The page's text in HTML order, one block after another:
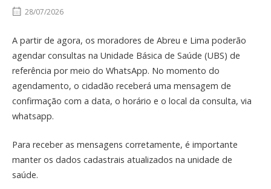
28/07/2026
A partir de agora, os moradores de Abreu e Lima poderão
agendar consultas na Unidade Básica de Saúde (UBS) de
referência por meio do WhatsApp. No momento do
agendamento, o cidadão receberá uma mensagem de
confirmação com a data, o horário e o local da consulta, via
whatsapp.
Para receber as mensagens corretamente, é importante
manter os dados cadastrais atualizados na unidade de
saúde.